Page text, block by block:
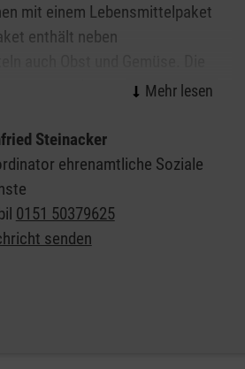
mit einem Lebensmittelpaket
enthält neben
und Senioren ab 65
in Ulm und dem Alb-Donau-
in ihrer Mobilität
Die Pakete werden von
eingekauft und zu den
nach Hause gebracht.
Steinacker
ehrenamtliche Soziale
0151 50379625
senden